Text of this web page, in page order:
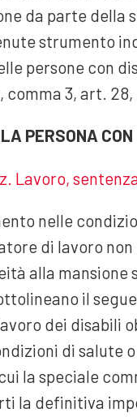
da parte della
strumento
persone con
comma 3, art.
PERSONA CON
Lavoro,
nelle
di lavoro
alla
il
dei disabili
di salute
la speciale
la definitiva